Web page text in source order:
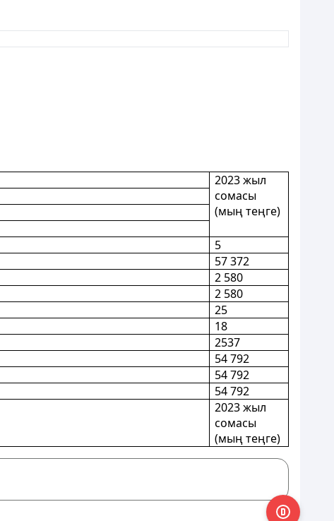
2023 жыл
сомасы
(мың теңге)
5
57 372
2 580
2 580
25
18
2537
54 792
54 792
54 792
2023 жыл
сомасы
(мың теңге)